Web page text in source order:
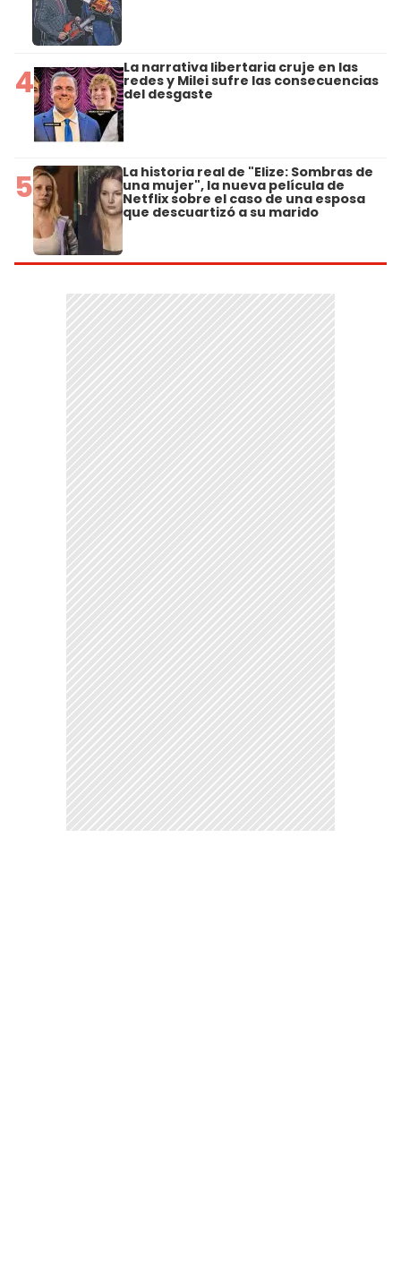
4 La narrativa libertaria cruje en las
redes y Milei sufre las consecuencias
del desgaste
5 La historia real de "Elize: Sombras de
una mujer", la nueva película de
Netflix sobre el caso de una esposa
que descuartizó a su marido